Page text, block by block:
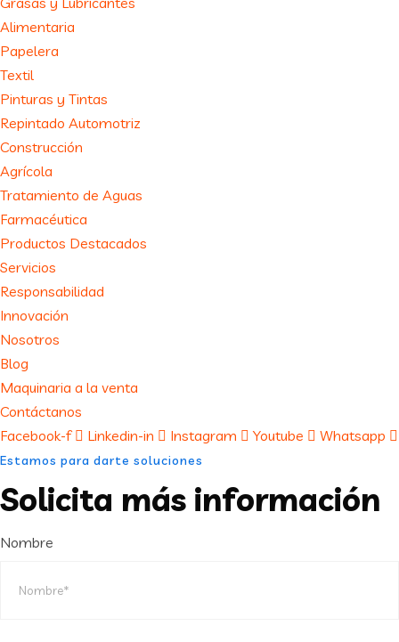
Alimentaria
Papelera
Textil
Pinturas y Tintas
Repintado Automotriz
Construcción
Agrícola
Tratamiento de Aguas
Farmacéutica
Productos Destacados
Servicios
Responsabilidad
Innovación
Nosotros
Blog
Maquinaria a la venta
Contáctanos
Facebook-f
Linkedin-in Instagram Youtube Whatsapp
Estamos para darte soluciones
Solicita más información
Nombre